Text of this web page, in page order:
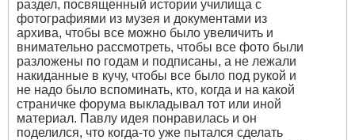
раздел, посвященный истории училища с
фотографиями из музея и документами из
архива, чтобы все можно было увеличить и
внимательно рассмотреть, чтобы все фото были
разложены по годам и подписаны, а не лежали
накиданные в кучу, чтобы все было под рукой и
не надо было вспоминать, кто, когда и на какой
страничке форума выкладывал тот или иной
материал. Павлу идея понравилась и он
поделился, что когда-то уже пытался сделать